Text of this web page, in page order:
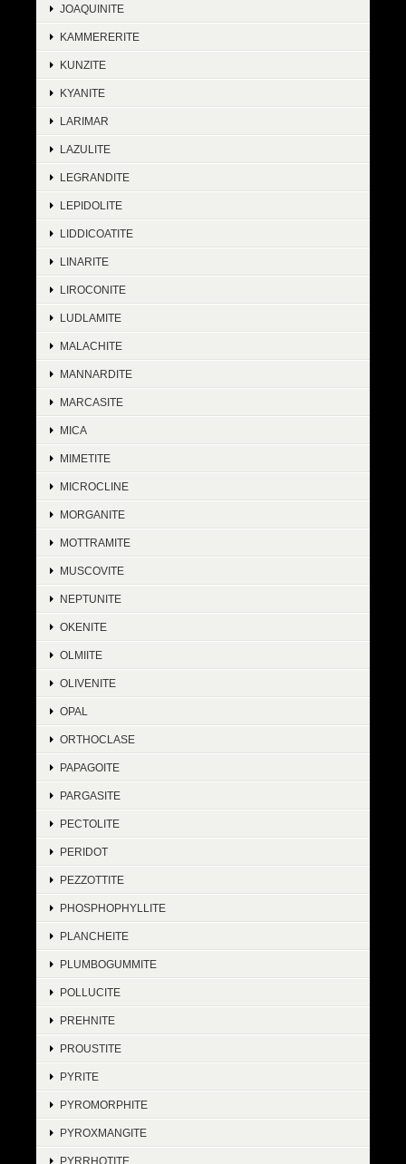
JOAQUINITE
KAMMERERITE
KUNZITE
KYANITE
LARIMAR
LAZULITE
LEGRANDITE
LEPIDOLITE
LIDDICOATITE
LINARITE
LIROCONITE
LUDLAMITE
MALACHITE
MANNARDITE
MARCASITE
MICA
MIMETITE
MICROCLINE
MORGANITE
MOTTRAMITE
MUSCOVITE
NEPTUNITE
OKENITE
OLMIITE
OLIVENITE
OPAL
ORTHOCLASE
PAPAGOITE
PARGASITE
PECTOLITE
PERIDOT
PEZZOTTITE
PHOSPHOPHYLLITE
PLANCHEITE
PLUMBOGUMMITE
POLLUCITE
PREHNITE
PROUSTITE
PYRITE
PYROMORPHITE
PYROXMANGITE
PYRRHOTITE